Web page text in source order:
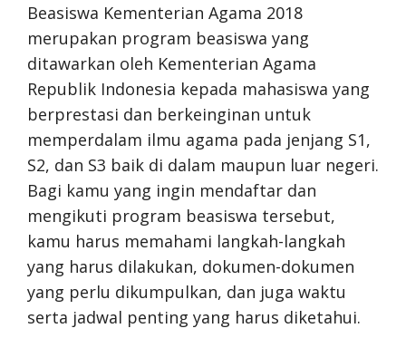
Beasiswa Kementerian Agama 2018
merupakan program beasiswa yang
ditawarkan oleh Kementerian Agama
Republik Indonesia kepada mahasiswa yang
berprestasi dan berkeinginan untuk
memperdalam ilmu agama pada jenjang S1,
S2, dan S3 baik di dalam maupun luar negeri.
Bagi kamu yang ingin mendaftar dan
mengikuti program beasiswa tersebut,
kamu harus memahami langkah-langkah
yang harus dilakukan, dokumen-dokumen
yang perlu dikumpulkan, dan juga waktu
serta jadwal penting yang harus diketahui.